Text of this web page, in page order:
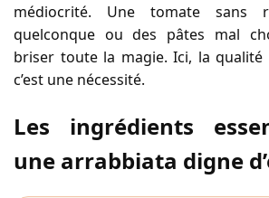
médiocrité. Une tomate sans
quelconque ou des pâtes mal
briser toute la magie. Ici, la qualité
c’est une nécessité.
Les ingrédients
une arrabbiata digne